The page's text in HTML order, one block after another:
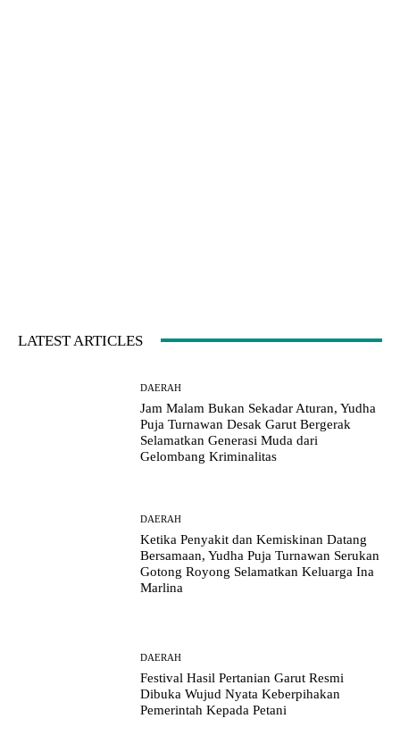
LATEST ARTICLES
DAERAH
Jam Malam Bukan Sekadar Aturan, Yudha
Puja Turnawan Desak Garut Bergerak
Selamatkan Generasi Muda dari
Gelombang Kriminalitas
DAERAH
Ketika Penyakit dan Kemiskinan Datang
Bersamaan, Yudha Puja Turnawan Serukan
Gotong Royong Selamatkan Keluarga Ina
Marlina
DAERAH
Festival Hasil Pertanian Garut Resmi
Dibuka Wujud Nyata Keberpihakan
Pemerintah Kepada Petani